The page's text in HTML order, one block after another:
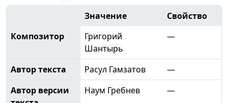
Значение
Свойство
Композитор
Григорий
Шантырь
—
Автор текста Расул Гамзатов
—
Автор версии
Наум Гребнев —